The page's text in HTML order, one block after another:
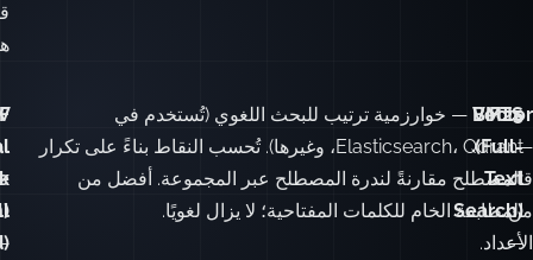
Vector
—
قائمة
من
الأعداد.
FTS
(Full-
Text
Search)
—
BM25 — خوارزمية ترتيب للبحث اللغوي (تُستخدم في
Elasticsearch، Qdrant، وغيرها). تُحسب النقاط بناءً على تكرار
المصطلح مقارنةً لندرة المصطلح عبر المجموعة. أفضل من
المطابقة الخام للكلمات المفتاحية؛ لا يزال لغويًا.